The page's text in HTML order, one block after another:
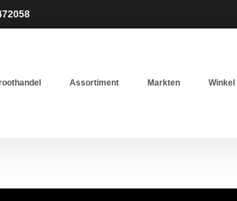
Assortiment Markten Winkel